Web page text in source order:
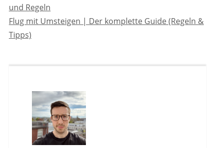
und Regeln
Flug mit Umsteigen | Der komplette Guide (Regeln &
Tipps)